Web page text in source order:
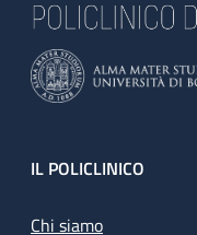
Footer
IL POLICLINICO
Chi siamo